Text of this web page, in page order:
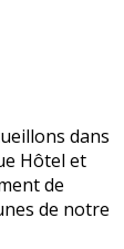
dans
Hôtel et
de
de notre